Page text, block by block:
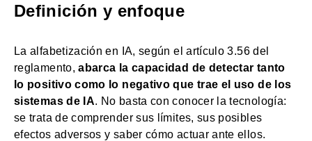
Definición y enfoque
La alfabetización en IA, según el artículo 3.56 del
reglamento,abarca la capacidad de detectar tanto
lo positivo como lo negativo que trae el uso de los
sistemas de IA. No basta con conocer la tecnología:
se trata de comprender sus límites, sus posibles
efectos adversos y saber cómo actuar ante ellos.